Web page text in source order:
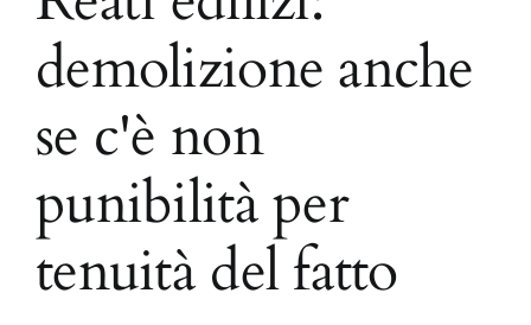
demolizione anche
se c'è non
punibilità per
tenuità del fatto